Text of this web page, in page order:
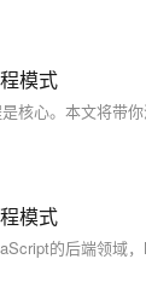
模式
模式